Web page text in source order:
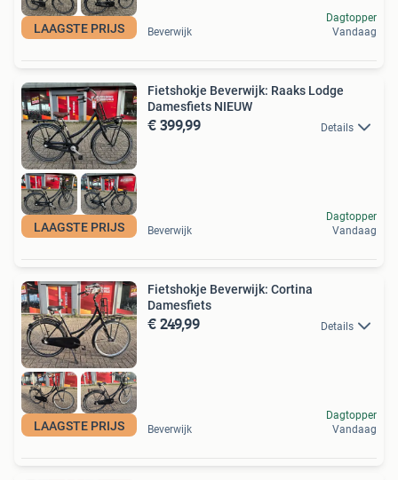
LAAGSTE PRIJS Beverwijk
Dagtopper
Vandaag
LAAGSTE PRIJS
Fietshokje Beverwijk: Raaks Lodge
Damesfiets NIEUW
€ 399,99 Details
Beverwijk
Dagtopper
Vandaag
LAAGSTE PRIJS
Fietshokje Beverwijk: Cortina
Damesfiets
€ 249,99 Details
Beverwijk
Dagtopper
Vandaag